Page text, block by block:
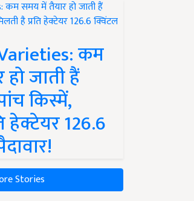
कम
जाती हैं
किस्में,
हेक्टेयर 126.6
Stories